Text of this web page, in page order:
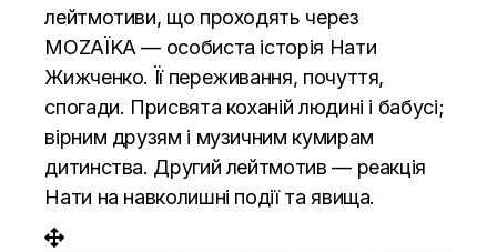
лейтмотиви, що проходять через
MOZAЇKA — особиста історія Нати
Жижченко. Її переживання, почуття,
спогади. Присвята коханій людині і бабусі;
вірним друзям і музичним кумирам
дитинства. Другий лейтмотив — реакція
Нати на навколишні події та явища.